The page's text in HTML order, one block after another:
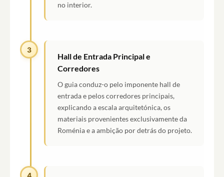
no interior.
3
Hall de Entrada Principal e
Corredores
O guia conduz-o pelo imponente hall de
entrada e pelos corredores principais,
explicando a escala arquitetónica, os
materiais provenientes exclusivamente da
Roménia e a ambição por detrás do projeto.
4